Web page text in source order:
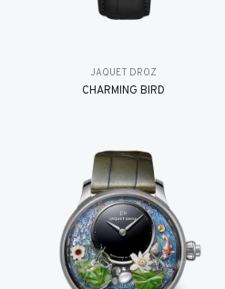
JAQUET DROZ
CHARMING BIRD